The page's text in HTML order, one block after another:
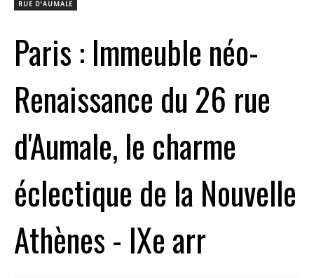
RUE D'AUMALE
Paris : Immeuble néo-
Renaissance du 26 rue
d'Aumale, le charme
éclectique de la Nouvelle
Athènes - IXe arr